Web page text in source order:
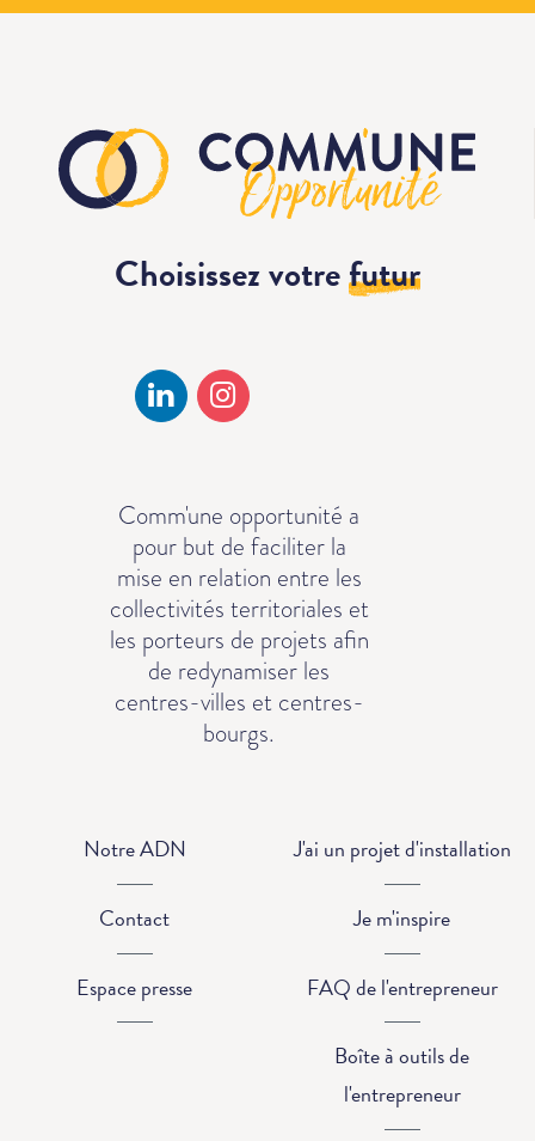
Choisissez votrefutur
Comm'une opportunité a
pour but de faciliter la
mise en relation entre les
collectivités territoriales et
les porteurs de projets afin
de redynamiser les
centres-villes et centres-
bourgs.
Notre ADN
Contact
Espace presse
J'ai un projet d'installation
Je m'inspire
FAQ de l'entrepreneur
Boîte à outils de
l'entrepreneur